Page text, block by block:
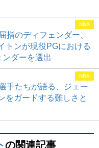
指のディフェンダー、
トンが現役PGにおける
ダーを選出
NBA
手たちが語る、ジェー
をガードする難しさと
NBA
の関連記事